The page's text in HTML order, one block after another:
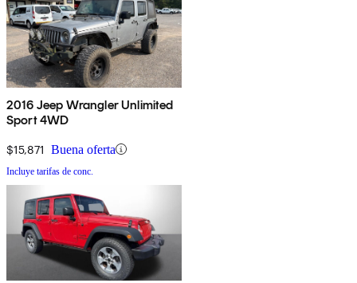
2016 Jeep Wrangler Unlimited
Sport 4WD
$15,871 Buena oferta
Incluye tarifas de conc.